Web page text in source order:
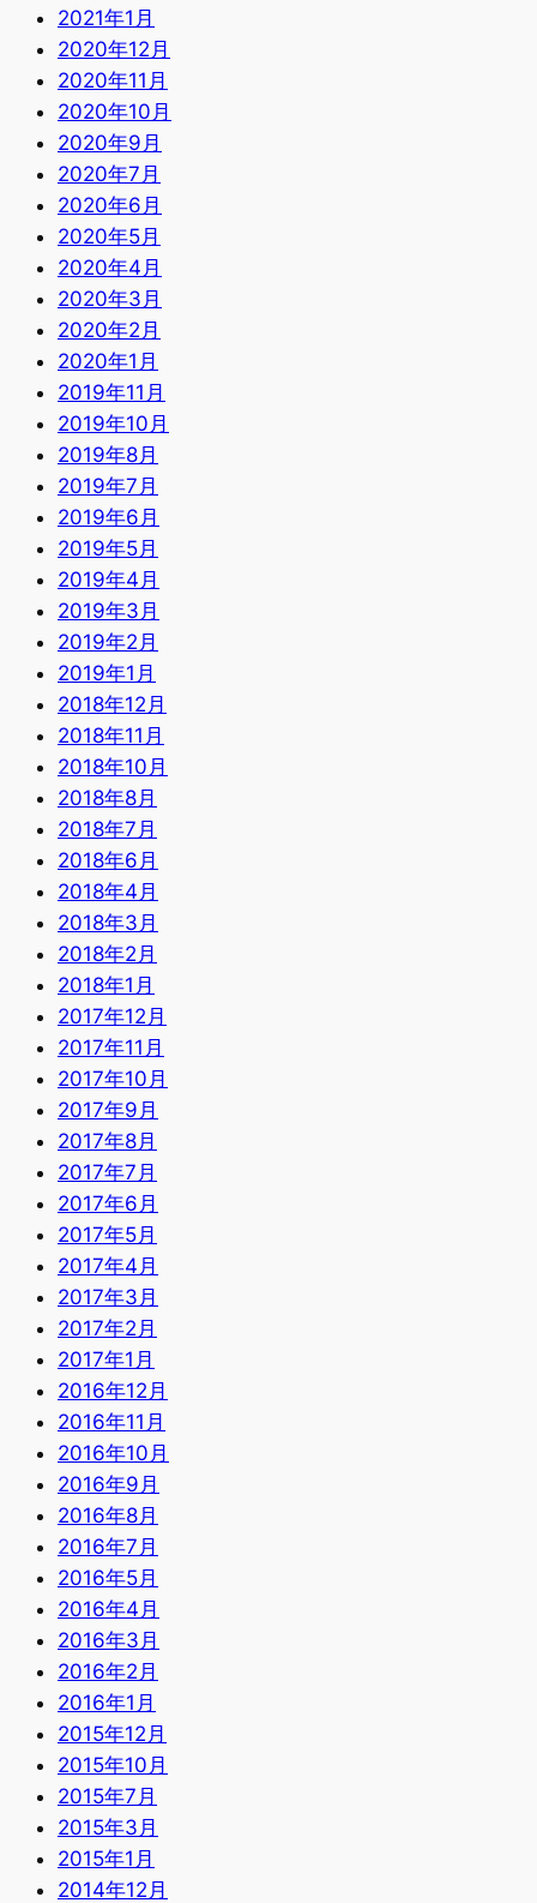
2021年1月
2020年12月
2020年11月
2020年10月
2020年9月
2020年7月
2020年6月
2020年5月
2020年4月
2020年3月
2020年2月
2020年1月
2019年11月
2019年10月
2019年8月
2019年7月
2019年6月
2019年5月
2019年4月
2019年3月
2019年2月
2019年1月
2018年12月
2018年11月
2018年10月
2018年8月
2018年7月
2018年6月
2018年4月
2018年3月
2018年2月
2018年1月
2017年12月
2017年11月
2017年10月
2017年9月
2017年8月
2017年7月
2017年6月
2017年5月
2017年4月
2017年3月
2017年2月
2017年1月
2016年12月
2016年11月
2016年10月
2016年9月
2016年8月
2016年7月
2016年5月
2016年4月
2016年3月
2016年2月
2016年1月
2015年12月
2015年10月
2015年7月
2015年3月
2015年1月
2014年12月